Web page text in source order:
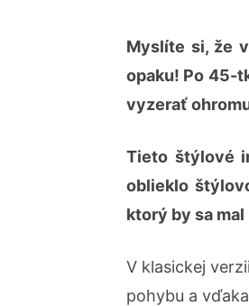
Myslíte si, že
opaku! Po 45-
vyzerať
Tieto štýlové
oblieklo
ktorý by sa
V klasickej
pohybu a